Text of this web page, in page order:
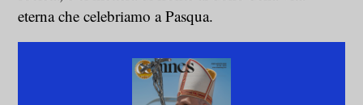
eterna che celebriamo a Pasqua.